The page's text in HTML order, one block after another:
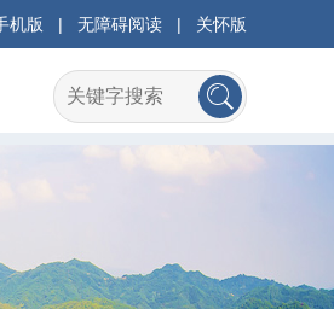
机版 | 无障碍阅读 | 关怀版